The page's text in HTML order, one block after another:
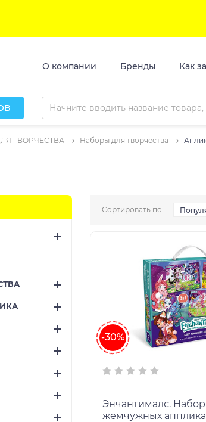
О компании Бренды Как
ТВОРЧЕСТВА Наборы для творчества
Сортировать по:
-30%
Энчантималс. Набор
жемчужных